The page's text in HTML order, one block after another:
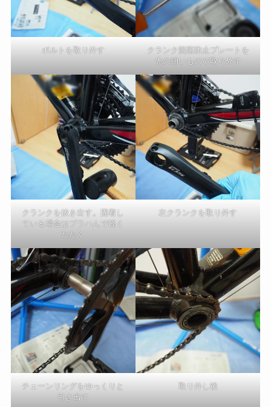
ボルトを取り外す
クランク脱落防止プレートを
先の細いもので取り外す
クランクを抜き出す。固着し
ている場合はプラハんで軽く
たたく
左クランクを取り外す
チェーンリングをゆっくりと
引き出す
取り外し後